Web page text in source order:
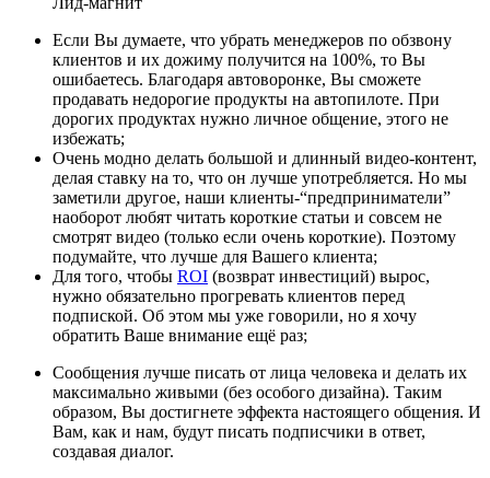
Если Вы думаете, что убрать менеджеров по обзвону
клиентов и их дожиму получится на 100%, то Вы
ошибаетесь. Благодаря автоворонке, Вы сможете
продавать недорогие продукты на автопилоте. При
дорогих продуктах нужно личное общение, этого не
избежать;
Очень модно делать большой и длинный видео-контент,
делая ставку на то, что он лучше употребляется. Но мы
заметили другое, наши клиенты-“предприниматели”
наоборот любят читать короткие статьи и совсем не
смотрят видео (только если очень короткие). Поэтому
подумайте, что лучше для Вашего клиента;
Для того, чтобы ROI (возврат инвестиций) вырос,
нужно обязательно прогревать клиентов перед
подпиской. Об этом мы уже говорили, но я хочу
обратить Ваше внимание ещё раз;
Сообщения лучше писать от лица человека и делать их
максимально живыми (без особого дизайна). Таким
образом, Вы достигнете эффекта настоящего общения. И
Вам, как и нам, будут писать подписчики в ответ,
создавая диалог.